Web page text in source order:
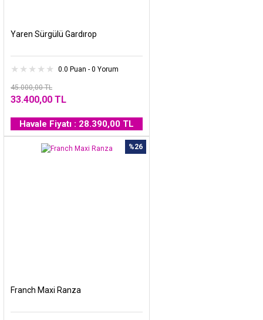
Yaren Sürgülü Gardırop
0.0 Puan - 0 Yorum
45.000,00 TL
33.400,00 TL
Havale Fiyatı : 28.390,00 TL
%26
Franch Maxi Ranza